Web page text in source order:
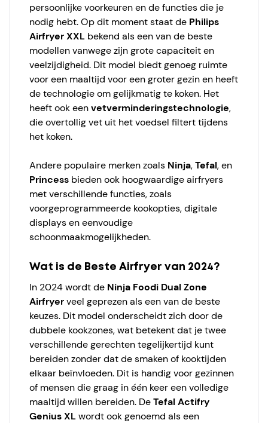
persoonlijke voorkeuren en de functies die je
nodig hebt. Op dit moment staat de Philips
Airfryer XXL bekend als een van de beste
modellen vanwege zijn grote capaciteit en
veelzijdigheid. Dit model biedt genoeg ruimte
voor een maaltijd voor een groter gezin en heeft
de technologie om gelijkmatig te koken. Het
heeft ook eenvetverminderingstechnologie,
die overtollig vet uit het voedsel filtert tijdens
het koken.
Andere populaire merken zoals Ninja,Tefal, en
Princess bieden ook hoogwaardige airfryers
met verschillende functies, zoals
voorgeprogrammeerde kookopties, digitale
displays en eenvoudige
schoonmaakmogelijkheden.
Wat is de Beste Airfryer van 2024?
In 2024 wordt de Ninja Foodi Dual Zone
Airfryerveel geprezen als een van de beste
keuzes. Dit model onderscheidt zich door de
dubbele kookzones, wat betekent dat je twee
verschillende gerechten tegelijkertijd kunt
bereiden zonder dat de smaken of kooktijden
elkaar beïnvloeden. Dit is handig voor gezinnen
of mensen die graag in één keer een volledige
maaltijd willen bereiden. DeTefal Actifry
Genius XLwordt ook genoemd als een